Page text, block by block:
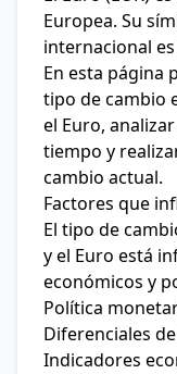
Europea. Su
internacional es
En esta página
tipo de cambio
el Euro,
tiempo y
cambio actual.
Factores que
El tipo de
y el Euro está
económicos y
Política
Diferenciales
Indicadores